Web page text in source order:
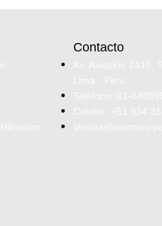
Contacto